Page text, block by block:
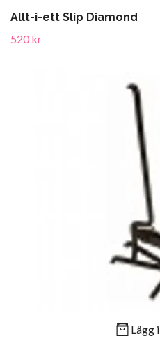
Allt-i-ett Slip Diamond
520 kr
Lägg